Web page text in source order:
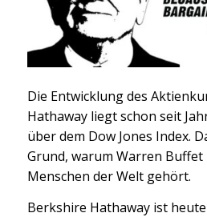
Die Entwicklung des
Hathaway liegt schon seit
über dem Dow Jones Index.
Grund, warum Warren Buffet
Menschen der Welt gehört.
Berkshire Hathaway ist